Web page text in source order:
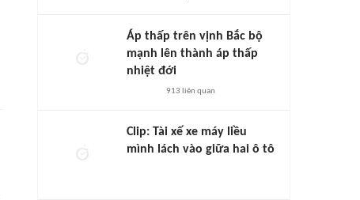
Áp thấp trên vịnh Bắc bộ
mạnh lên thành áp thấp
nhiệt đới
913 liên quan
Clip: Tài xế xe máy liều
mình lách vào giữa hai ô tô